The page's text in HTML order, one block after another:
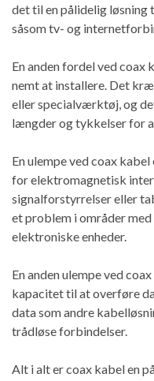
det til en pålidelig løsning
såsom tv- og
En anden fordel ved
nemt at installere. Det
eller specialværktøj, og
længder og tykkelser for
En ulempe ved coax
for elektromagnetisk
signalforstyrrelser eller
et problem i områder
elektroniske enheder.
En anden ulempe ved
kapacitet til at overføre
data som andre
trådløse forbindelser.
Alt i alt er coax kabel en